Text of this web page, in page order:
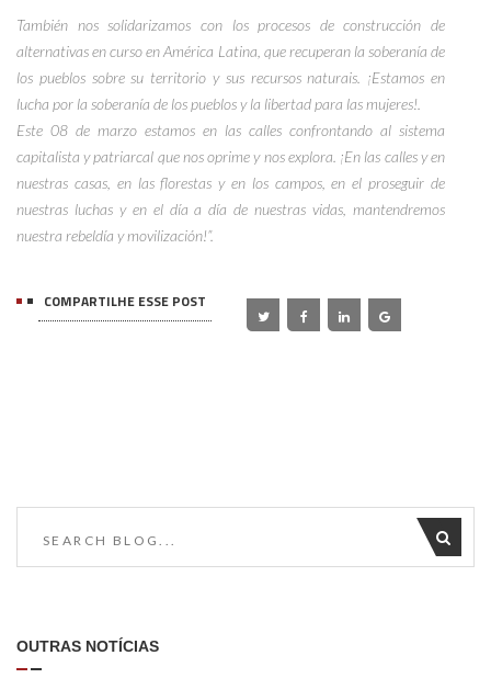
También nos solidarizamos con los procesos de construcción de
alternativas en curso en América Latina, que recuperan la soberanía de
los pueblos sobre su territorio y sus recursos naturais. ¡Estamos en
lucha por la soberanía de los pueblos y la libertad para las mujeres!.
Este 08 de marzo estamos en las calles confrontando al sistema
capitalista y patriarcal que nos oprime y nos explora. ¡En las calles y en
nuestras casas, en las florestas y en los campos, en el proseguir de
nuestras luchas y en el día a día de nuestras vidas, mantendremos
nuestra rebeldía y movilización!”.
COMPARTILHE ESSE POST
OUTRAS NOTÍCIAS